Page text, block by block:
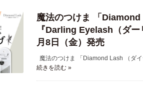
魔法のつけま 「
『Darling Eyelash（ダ
月8日（金）発売
魔法のつけま 「Diamond Lash （ダ
続きを読む »